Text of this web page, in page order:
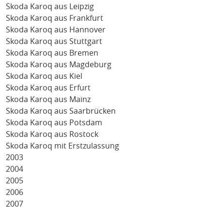
Skoda Karoq aus Leipzig
Skoda Karoq aus Frankfurt
Skoda Karoq aus Hannover
Skoda Karoq aus Stuttgart
Skoda Karoq aus Bremen
Skoda Karoq aus Magdeburg
Skoda Karoq aus Kiel
Skoda Karoq aus Erfurt
Skoda Karoq aus Mainz
Skoda Karoq aus Saarbrücken
Skoda Karoq aus Potsdam
Skoda Karoq aus Rostock
Skoda Karoq mit Erstzulassung
2003
2004
2005
2006
2007